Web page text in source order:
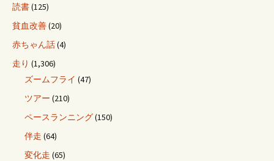
読書(125)
貧血改善(20)
赤ちゃん話(4)
走り (1,306)
ズームフライ (47)
ツアー (210)
ペースランニング(150)
伴走 (64)
変化走 (65)